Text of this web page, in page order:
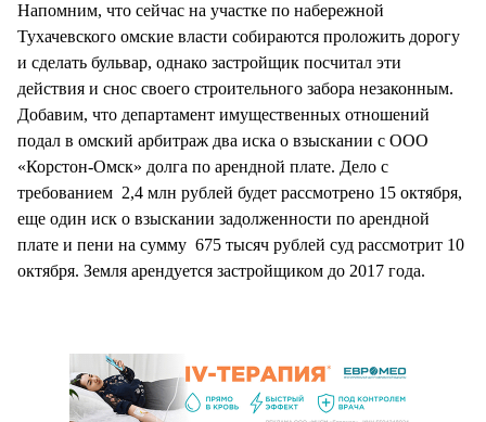
Напомним, что сейчас на участке по набережной
Тухачевского омские власти собираются проложить дорогу
и сделать бульвар, однако застройщик посчитал эти
действия и снос своего строительного забора незаконным.
Добавим, что департамент имущественных отношений
подал в омский арбитраж два иска о взыскании с ООО
«Корстон-Омск» долга по арендной плате. Дело с
требованием 2,4 млн рублей будет рассмотрено 15 октября,
еще один иск о взыскании задолженности по арендной
плате и пени на сумму 675 тысяч рублей суд рассмотрит 10
октября. Земля арендуется застройщиком до 2017 года.